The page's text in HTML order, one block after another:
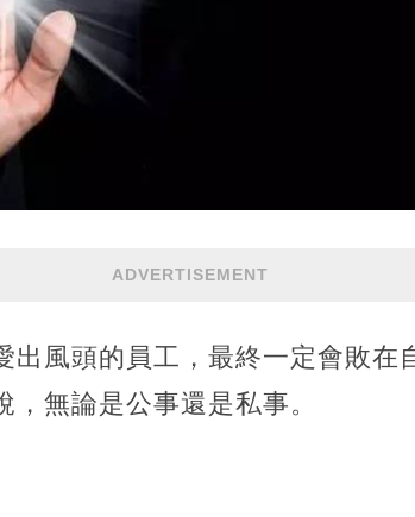
ADVERTISEMENT
出風頭的員工，最終一定會敗在
無論是公事還是私事。